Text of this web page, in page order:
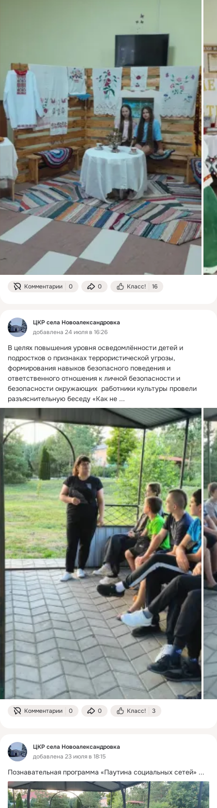
Комментарии 0 0 Класс! 16
ЦКР села Новоалександровка
добавлена 24 июля в 16:26
В целях повышения уровня осведомлённости детей и
подростков о признаках террористической угрозы,
формирования навыков безопасного поведения и
ответственного отношения к личной безопасности и
безопасности окружающих  работники культуры провели
разъяснительную беседу «Как не ...
Комментарии 0 0 Класс! 3
ЦКР села Новоалександровка
добавлена 23 июля в 18:15
Познавательная программа «Паутина социальных сетей» ...